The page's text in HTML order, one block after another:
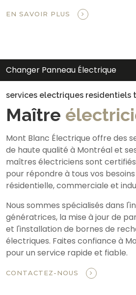
EN SAVOIR PLUS
Changer Panneau Électrique
services electriques residentiels
Maître
Mont Blanc Électrique offre des
de haute qualité à Montréal et
maîtres électriciens sont
pour répondre à tous vos
résidentielle, commerciale et
Nous sommes spécialisés dans
génératrices, la mise à jour de
et l'installation de bornes de
électriques. Faites confiance à
pour un service rapide et fiable.
CONTACTEZ-NOUS